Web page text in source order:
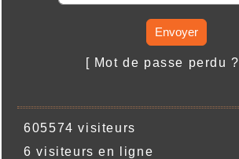
Envoyer
[ Mot de passe perdu ?
605574 visiteurs
6 visiteurs en ligne